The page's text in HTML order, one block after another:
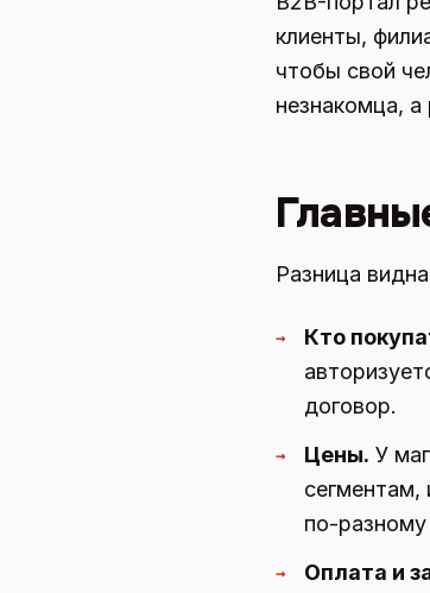
клиенты,
чтобы свой
незнакомца,
Разница
→ Кто
договор.
→ Цены. У
сегментам,
по-
→ Оплата и